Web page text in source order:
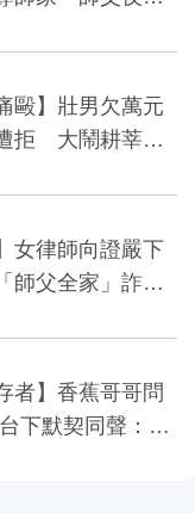
毆】壯男欠萬元
拒 大鬧耕莘醫
女律師向證嚴下
父全家」詐慈
者】香蕉哥哥問
下默契同聲：被